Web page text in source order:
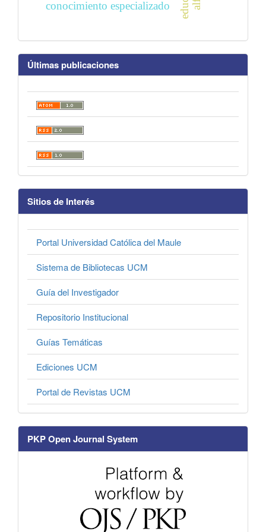
conocimiento especializado
Últimas publicaciones
Sitios de Interés
Portal Universidad Católica del Maule
Sistema de Bibliotecas UCM
Guía del Investigador
Repositorio Institucional
Guías Temáticas
Ediciones UCM
Portal de Revistas UCM
PKP Open Journal System